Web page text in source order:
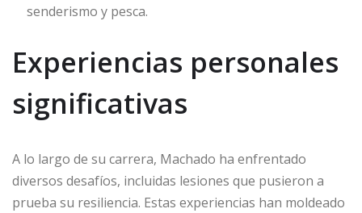
senderismo y pesca.
Experiencias personales
significativas
A lo largo de su carrera, Machado ha enfrentado
diversos desafíos, incluidas lesiones que pusieron a
prueba su resiliencia. Estas experiencias han moldeado